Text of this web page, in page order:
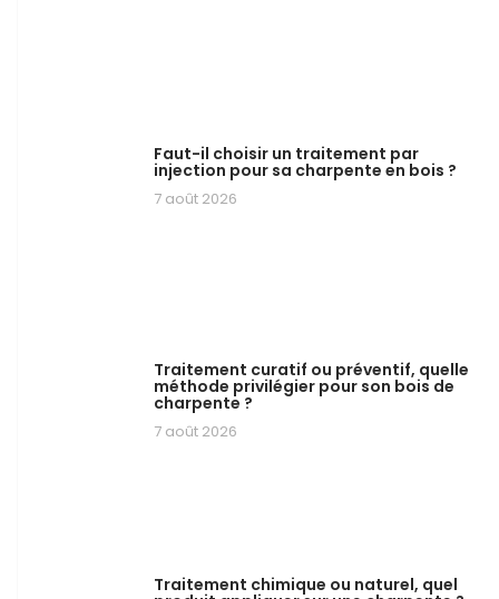
Faut-il choisir un traitement par
injection pour sa charpente en bois ?
7 août 2026
Traitement curatif ou préventif, quelle
méthode privilégier pour son bois de
charpente ?
7 août 2026
Traitement chimique ou naturel, quel